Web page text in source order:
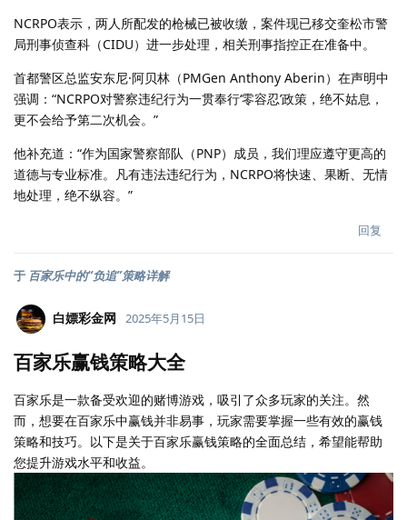
NCRPO表示，两人所配发的枪械已被收缴，案件现已移交奎松市警
局刑事侦查科（CIDU）进一步处理，相关刑事指控正在准备中。
首都警区总监安东尼·阿贝林（PMGen Anthony Aberin）在声明中
强调：“NCRPO对警察违纪行为一贯奉行‘零容忍’政策，绝不姑息，
更不会给予第二次机会。”
他补充道：“作为国家警察部队（PNP）成员，我们理应遵守更高的
道德与专业标准。凡有违法违纪行为，NCRPO将快速、果断、无情
地处理，绝不纵容。”
回复
于 百家乐中的“负追”策略详解
白嫖彩金网 2025年5月15日
百家乐赢钱策略大全
百家乐是一款备受欢迎的赌博游戏，吸引了众多玩家的关注。然
而，想要在百家乐中赢钱并非易事，玩家需要掌握一些有效的赢钱
策略和技巧。以下是关于百家乐赢钱策略的全面总结，希望能帮助
您提升游戏水平和收益。